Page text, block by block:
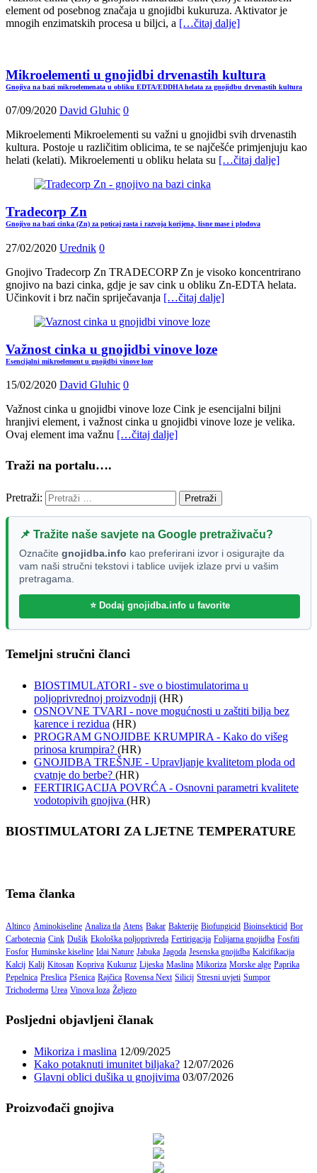
element od posebnog značaja u gnojidbi kukuruza. Aktivator je
mnogih enzimatskih procesa u biljci, a […čitaj dalje]
Mikroelementi u gnojidbi drvenastih kultura
Gnojiva na bazi mikroelemenata u obliku EDTA/EDDHA helata za gnojidbu drvenastih kultura
07/09/2020 David Gluhic 0
Mikroelementi Mikroelementi su važni u gnojidbi svih drvenastih
kultura. Postoje u različitim oblicima, te se najčešće primjenjuju kao
helati (kelati). Mikroelementi u obliku helata su […čitaj dalje]
Tradecorp Zn
Gnojivo na bazi cinka (Zn) za poticaj rasta i razvoja korijena, lisne mase i plodova
27/02/2020 Urednik 0
Gnojivo Tradecorp Zn TRADECORP Zn je visoko koncentrirano
gnojivo na bazi cinka, gdje je sav cink u obliku Zn-EDTA helata.
Učinkovit i brz način spriječavanja […čitaj dalje]
Važnost cinka u gnojidbi vinove loze
Esencijalni mikroelement u gnojidbi vinove loze
15/02/2020 David Gluhic 0
Važnost cinka u gnojidbi vinove loze Cink je esencijalni biljni
hranjivi element, i važnost cinka u gnojidbi vinove loze je velika.
Ovaj element ima važnu […čitaj dalje]
Traži na portalu….
Pretraži:
📌 Tražite naše savjete na Google pretraživaču?
Označite gnojidba.info kao preferirani izvor i osigurajte da
vam naši stručni tekstovi i tablice uvijek izlaze prvi u vašim
pretragama.
⭐ Dodaj gnojidba.info u favorite
Temeljni stručni članci
BIOSTIMULATORI - sve o biostimulatorima u
poljoprivrednoj proizvodnji (HR)
OSNOVNE TVARI - nove mogućnosti u zaštiti bilja bez
karence i rezidua (HR)
PROGRAM GNOJIDBE KRUMPIRA - Kako do višeg
prinosa krumpira? (HR)
GNOJIDBA TREŠNJE - Upravljanje kvalitetom ploda od
cvatnje do berbe? (HR)
FERTIRIGACIJA POVRĆA - Osnovni parametri kvalitete
vodotopivih gnojiva (HR)
BIOSTIMULATORI ZA LJETNE TEMPERATURE
Tema članka
Altinco Aminokiseline Analiza tla Atens Bakar Bakterije Biofungicid Bioinsekticid Bor
Carbotecnia Cink Dušik Ekološka poljoprivreda Fertirigacija Folijarna gnojidba Fosfiti
Fosfor Huminske kiseline Idai Nature Jabuka Jagoda Jesenska gnojidba Kalcifikacija
Kalcij Kalij Kitosan Kopriva Kukuruz Lijeska Maslina Mikoriza Morske alge Paprika
Pepelnica Preslica Pšenica Rajčica Rovensa Next Silicij Stresni uvjeti Sumpor
Trichoderma Urea Vinova loza Željezo
Posljedni objavljeni članak
Mikoriza i maslina 12/09/2025
Kako potaknuti imunitet biljaka? 12/07/2026
Glavni oblici dušika u gnojivima 03/07/2026
Proizvođači gnojiva